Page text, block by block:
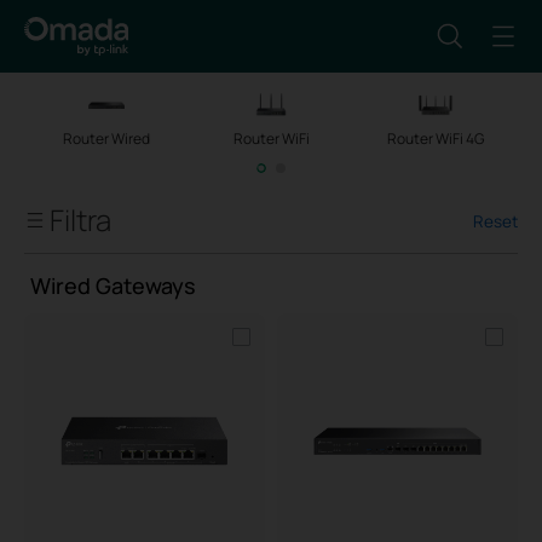
Router Wired Router WiFi Router WiFi 4G
Reset
Filtra
Router
Integrated Gateways
DSL Gateways
Wired Gateways